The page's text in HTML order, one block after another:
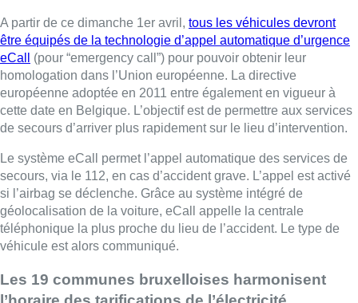
A partir de ce dimanche 1er avril, tous les véhicules devront
être équipés de la technologie d’appel automatique d’urgence
eCall
(pour “emergency call”) pour pouvoir obtenir leur
homologation dans l’Union européenne. La directive
européenne adoptée en 2011 entre également en vigueur à
cette date en Belgique. L’objectif est de permettre aux services
de secours d’arriver plus rapidement sur le lieu d’intervention.
Le système eCall permet l’appel automatique des services de
secours, via le 112, en cas d’accident grave. L’appel est activé
si l’airbag se déclenche. Grâce au système intégré de
géolocalisation de la voiture, eCall appelle la centrale
téléphonique la plus proche du lieu de l’accident. Le type de
véhicule est alors communiqué.
Les 19 communes bruxelloises harmonisent